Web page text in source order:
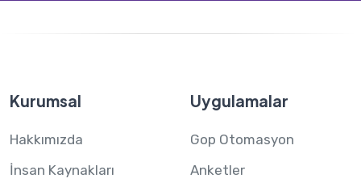
Kurumsal
Hakkımızda
İnsan Kaynakları
Uygulamalar
Gop Otomasyon
Anketler